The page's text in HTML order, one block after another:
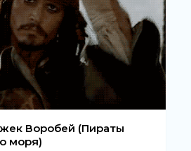
Воробей (Пираты
моря)